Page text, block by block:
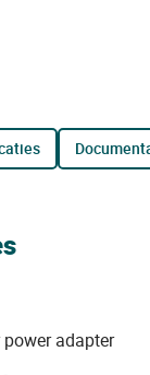
adapter